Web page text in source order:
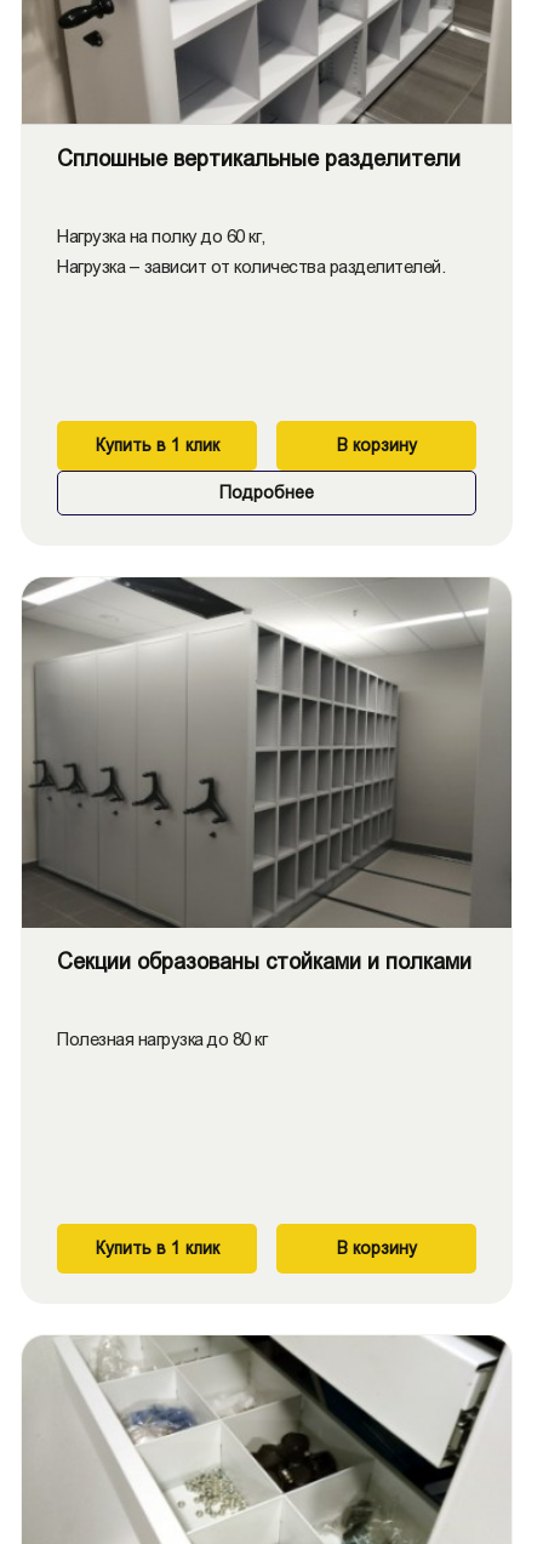
Сплошные вертикальные разделители
Нагрузка на полку до 60 кг,
Нагрузка – зависит от количества разделителей.
Купить в 1 клик В корзину
Подробнее
Секции образованы стойками и полками
Полезная нагрузка до 80 кг
Купить в 1 клик В корзину